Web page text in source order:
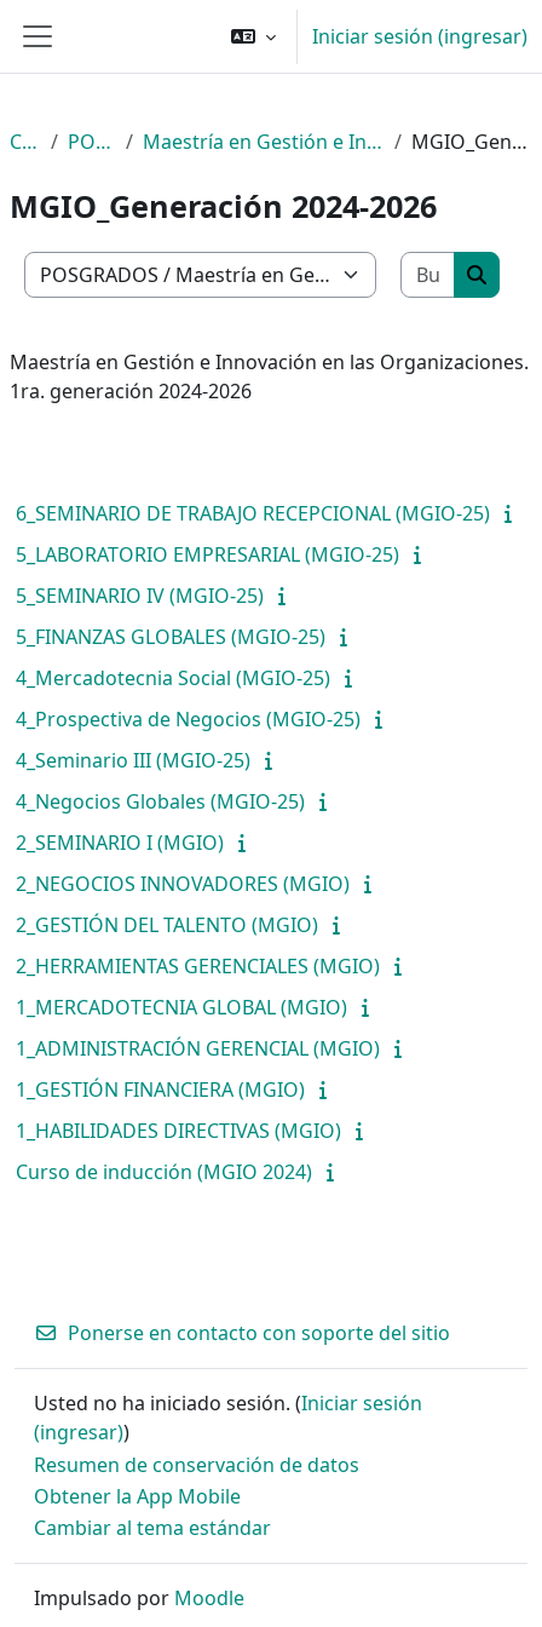
Pánel lateral
Iniciar sesión (ingresar)
Cursos POSGRADOS Maestría en Gestión e Innovación en las Organizaciones MGIO_Generación 2024-2026
MGIO_Generación 2024-2026
Categorías
Buscar
Maestría en Gestión e Innovación en las Organizaciones.
1ra. generación 2024-2026
6_SEMINARIO DE TRABAJO RECEPCIONAL (MGIO-25)
5_LABORATORIO EMPRESARIAL (MGIO-25)
5_SEMINARIO IV (MGIO-25)
5_FINANZAS GLOBALES (MGIO-25)
4_Mercadotecnia Social (MGIO-25)
4_Prospectiva de Negocios (MGIO-25)
4_Seminario III (MGIO-25)
4_Negocios Globales (MGIO-25)
2_SEMINARIO I (MGIO)
2_NEGOCIOS INNOVADORES (MGIO)
2_GESTIÓN DEL TALENTO (MGIO)
2_HERRAMIENTAS GERENCIALES (MGIO)
1_MERCADOTECNIA GLOBAL (MGIO)
1_ADMINISTRACIÓN GERENCIAL (MGIO)
1_GESTIÓN FINANCIERA (MGIO)
1_HABILIDADES DIRECTIVAS (MGIO)
Curso de inducción (MGIO 2024)
Ponerse en contacto con soporte del sitio
Usted no ha iniciado sesión. (Iniciar sesión
(ingresar))
Resumen de conservación de datos
Obtener la App Mobile
Cambiar al tema estándar
Impulsado por Moodle